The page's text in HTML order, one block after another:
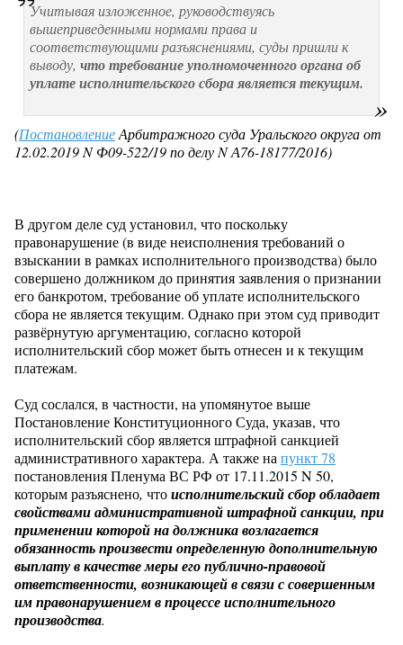
Учитывая изложенное, руководствуясь
вышеприведенными нормами права и
соответствующими разъяснениями, суды пришли к
выводу, что требование уполномоченного органа об
уплате исполнительского сбора является текущим.
(ПостановлениеАрбитражного суда Уральского округа от
12.02.2019 N Ф09-522/19 по делу N А76-18177/2016)
В другом деле суд установил, что поскольку
правонарушение (в виде неисполнения требований о
взыскании в рамках исполнительного производства) было
совершено должником до принятия заявления о признании
его банкротом, требование об уплате исполнительского
сбора не является текущим. Однако при этом суд приводит
развёрнутую аргументацию, согласно которой
исполнительский сбор может быть отнесен и к текущим
платежам.
Суд сослался, в частности, на упомянутое выше
Постановление Конституционного Суда, указав, что
исполнительский сбор является штрафной санкцией
административного характера. А также напункт 78
постановления Пленума ВС РФ от 17.11.2015 N 50,
которым разъяснено, чтоисполнительский сбор обладает
свойствами административной штрафной санкции, при
применении которой на должника возлагается
обязанность произвести определенную дополнительную
выплату в качестве меры его публично-правовой
ответственности, возникающей в связи с совершенным
им правонарушением в процессе исполнительного
производства.